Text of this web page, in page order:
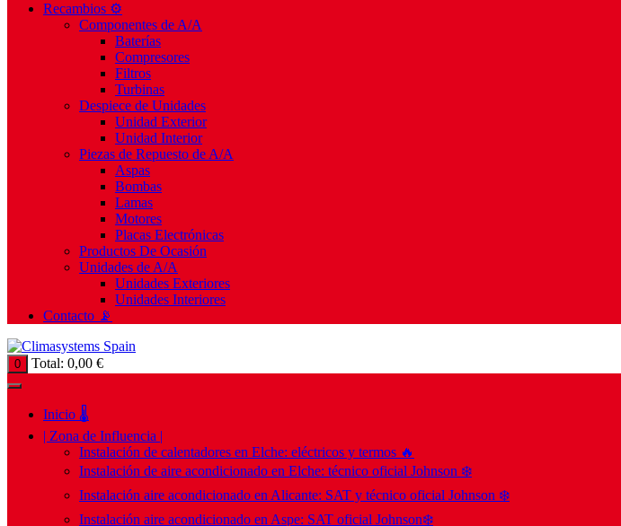
Recambios ⚙️
Componentes de A/A
Baterías
Compresores
Filtros
Turbinas
Despiece de Unidades
Unidad Exterior
Unidad Interior
Piezas de Repuesto de A/A
Aspas
Bombas
Lamas
Motores
Placas Electrónicas
Productos De Ocasión
Unidades de A/A
Unidades Exteriores
Unidades Interiores
Contacto 📡
0 Total: 0,00 €
Inicio 🌡️
| Zona de Influencia |
Instalación de calentadores en Elche: eléctricos y termos 🔥
Instalación de aire acondicionado en Elche: técnico oficial Johnson ❄️
Instalación aire acondicionado en Alicante: SAT y técnico oficial Johnson ❄️
Instalación aire acondicionado en Aspe: SAT oficial Johnson❄️